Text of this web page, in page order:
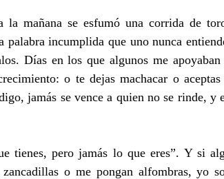
la mañana se esfumó una corrida de
incumplida que uno nunca
Días en los que algunos me
o te dejas machacar o
jamás se vence a quien no se rinde, y
tienes, pero jamás lo que eres”. Y si
o me pongan alfombras, yo